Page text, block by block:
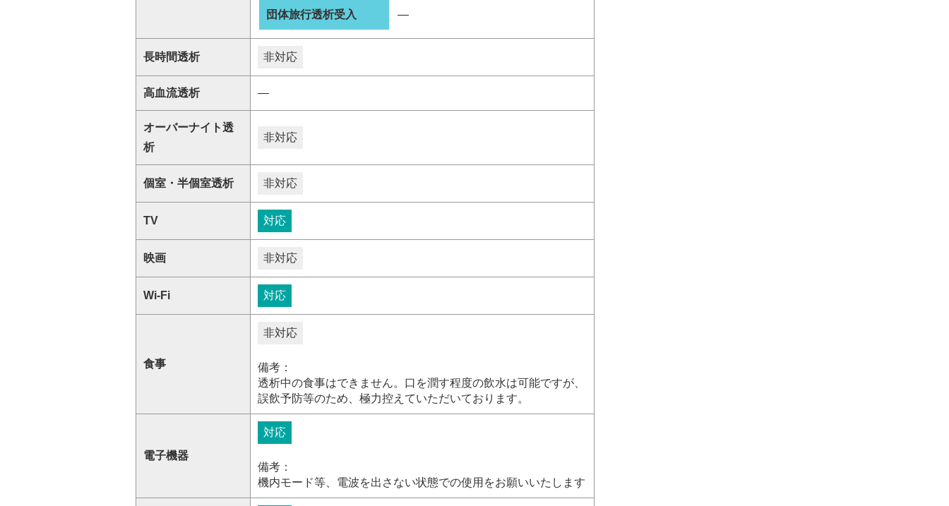
団体旅行透析受入 ―
長時間透析 非対応
高血流透析 ―
オーバーナイト透
析
非対応
個室・半個室透析 非対応
TV 対応
映画 非対応
Wi-Fi 対応
食事
非対応
備考：
透析中の食事はできません。口を潤す程度の飲水は可能ですが、
誤飲予防等のため、極力控えていただいております。
電子機器
対応
備考：
機内モード等、電波を出さない状態での使用をお願いいたします